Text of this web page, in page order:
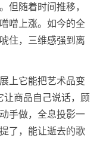
但随着时间推移，
噌上涨。如今的全
住，三维感强到离
上它能把艺术品变
让商品自己说话，顾
手做，全息投影一
了，能让逝去的歌